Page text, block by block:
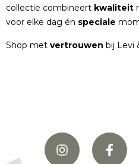
collectie combineert kwaliteit
voor elke dag én speciale
Shop met vertrouwen bij Levi